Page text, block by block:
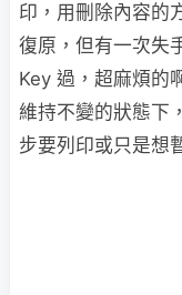
印，用刪除內容的
復原，但有一次失
Key 過，超麻煩的
維持不變的狀態下
步要列印或只是想